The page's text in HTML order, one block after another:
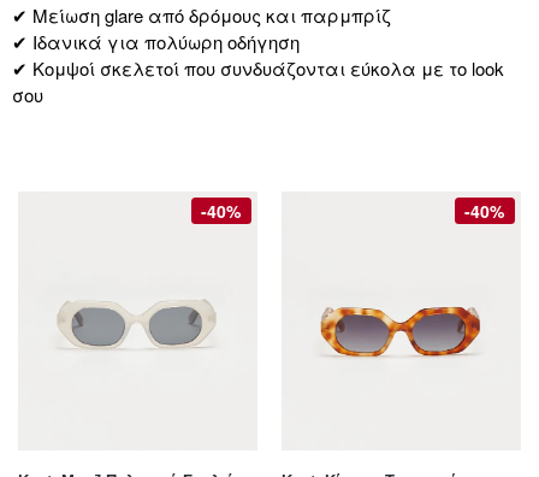
✔ Μείωση glare από δρόμους και παρμπρίζ
✔ Ιδανικά για πολύωρη οδήγηση
✔ Κομψοί σκελετοί που συνδυάζονται εύκολα με το look
σου
-40% -40%